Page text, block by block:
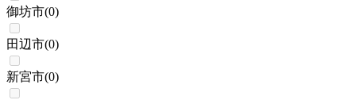
御坊市(0)
田辺市(0)
新宮市(0)